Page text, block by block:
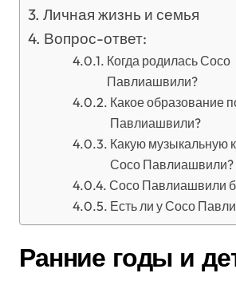
Личная жизнь и семья
Вопрос-ответ:
Когда родилась Сосо
Павлиашвили?
Какое образование
Павлиашвили?
Какую музыкальную
Сосо Павлиашвили?
Сосо Павлиашвили
Есть ли у Сосо
Ранние годы и